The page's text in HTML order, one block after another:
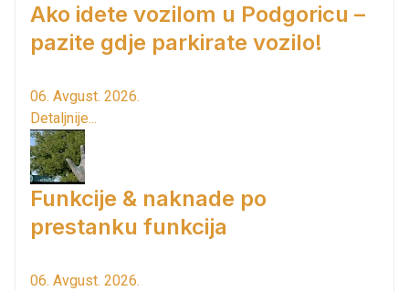
Ako idete vozilom u Podgoricu –
pazite gdje parkirate vozilo!
06. Avgust. 2026.
Detaljnije...
Funkcije & naknade po
prestanku funkcija
06. Avgust. 2026.